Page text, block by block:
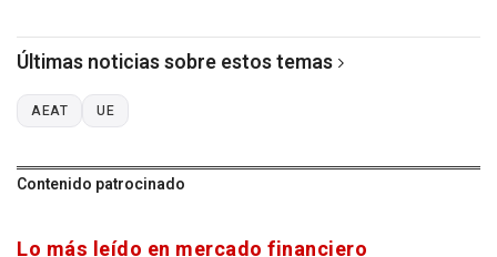
Últimas noticias sobre estos temas
AEAT UE
Contenido patrocinado
Lo más leído en mercado financiero